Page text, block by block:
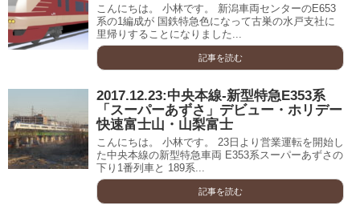
こんにちは。 小林です。 新潟車両センターのE653
系の1編成が 国鉄特急色になって古巣の水戸支社に
里帰りすることになりました...
記事を読む
2017.12.23:中央本線-新型特急E353系
「スーパーあずさ」デビュー・ホリデー
快速富士山・山梨富士
こんにちは。 小林です。 23日より営業運転を開始し
た中央本線の新型特急車両 E353系スーパーあずさの
下り1番列車と 189系...
記事を読む